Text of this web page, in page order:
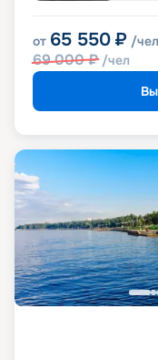
от 65 550 ₽ /чел
69 000₽ /чел